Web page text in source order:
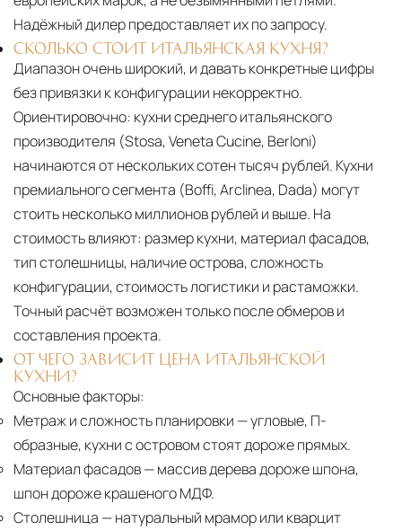
Надёжный дилер предоставляет их по запросу.
СКОЛЬКО СТОИТ ИТАЛЬЯНСКАЯ КУХНЯ?
Диапазон очень широкий, и давать конкретные цифры
без привязки к конфигурации некорректно.
Ориентировочно: кухни среднего итальянского
производителя (Stosa, Veneta Cucine, Berloni)
начинаются от нескольких сотен тысяч рублей. Кухни
премиального сегмента (Boffi, Arclinea, Dada) могут
стоить несколько миллионов рублей и выше. На
стоимость влияют: размер кухни, материал фасадов,
тип столешницы, наличие острова, сложность
конфигурации, стоимость логистики и растаможки.
Точный расчёт возможен только после обмеров и
составления проекта.
ОТ ЧЕГО ЗАВИСИТ ЦЕНА ИТАЛЬЯНСКОЙ
КУХНИ?
Основные факторы:
Метраж и сложность планировки — угловые, П-
образные, кухни с островом стоят дороже прямых.
Материал фасадов— массив дерева дороже шпона,
шпон дороже крашеного МДФ.
Столешница — натуральный мрамор или кварцит